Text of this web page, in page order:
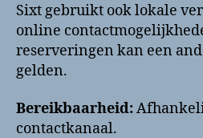
Sixt gebruikt ook lokale
online
reserveringen kan een
gelden.
Bereikbaarheid:
contactkanaal.